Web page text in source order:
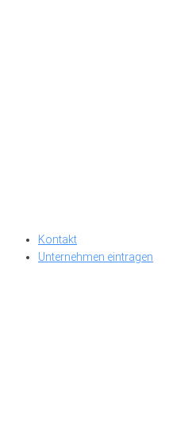
Kontakt
Unternehmen eintragen